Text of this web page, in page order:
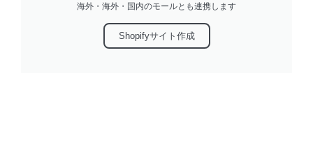
海外・海外・国内のモールとも連携します
Shopifyサイト作成